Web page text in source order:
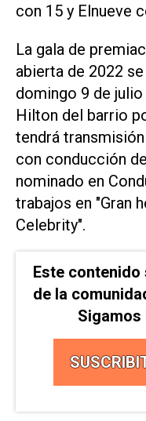
con 15 y Elnueve
La gala de
abierta de 2022
domingo 9 de
Hilton del barrio
tendrá
con conducción
nominado en
trabajos en "Gran
Celebrity".
Este
de la